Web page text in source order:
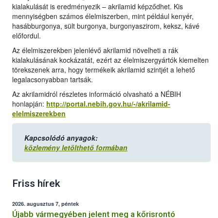
kialakulását is eredményezik – akrilamid képződhet. Kis
mennyiségben számos élelmiszerben, mint például kenyér,
hasábburgonya, sült burgonya, burgonyaszirom, keksz, kávé
előfordul.
Az élelmiszerekben jelenlévő akrilamid növelheti a rák
kialakulásának kockázatát, ezért az élelmiszergyártók kiemelten
törekszenek arra, hogy termékeik akrilamid szintjét a lehető
legalacsonyabban tartsák.
Az akrilamidról részletes információ olvasható a NÉBIH
honlapján: http://portal.nebih.gov.hu/-/akrilamid-
elelmiszerekben
Kapcsolódó anyagok:
közlemény letölthető formában
Friss hírek
2026. augusztus 7, péntek
Újabb vármegyében jelent meg a kőrisrontó